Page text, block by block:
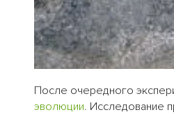
После очередного
эволюции. Исследование